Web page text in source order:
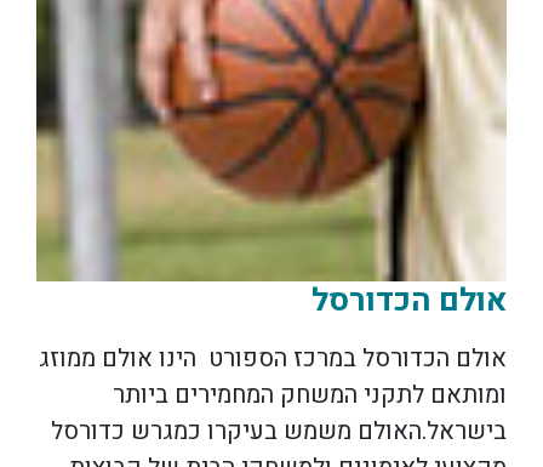
אולם הכדורסל
אולם הכדורסל במרכז הספורט הינו אולם ממוזג
ומותאם לתקני המשחק המחמירים ביותר
בישראל.האולם משמש בעיקרו כמגרש כדורסל